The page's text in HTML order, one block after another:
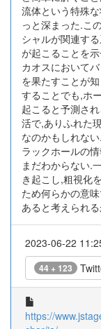
流体という特殊
っと深まった.こ
シャルが関連す
が起こることを
カオスにおいて
を果たすことが
することでも,ホ
起こると予測さ
活で,ありふれた
なのかもしれな
ラックホールの
まだわからない.
き起こし,粗視化
ため何らかの意
あると考えられ
2023-06-22
44 + 123
https://